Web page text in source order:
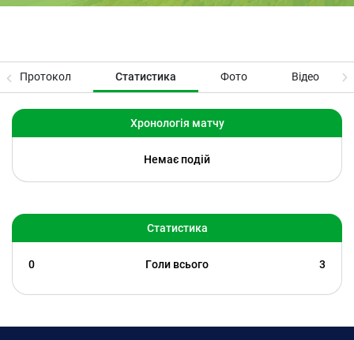
Протокол Статистика Фото Відео
Хронологія матчу
Немає подій
Статистика
0 Голи всього 3